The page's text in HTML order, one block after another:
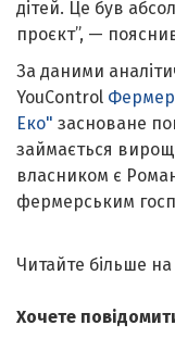
дітей. Це був
проєкт”, —
За даними
YouControl
Еко" засноване
займається
власником є
фермерським
Читайте більше на
Хочете